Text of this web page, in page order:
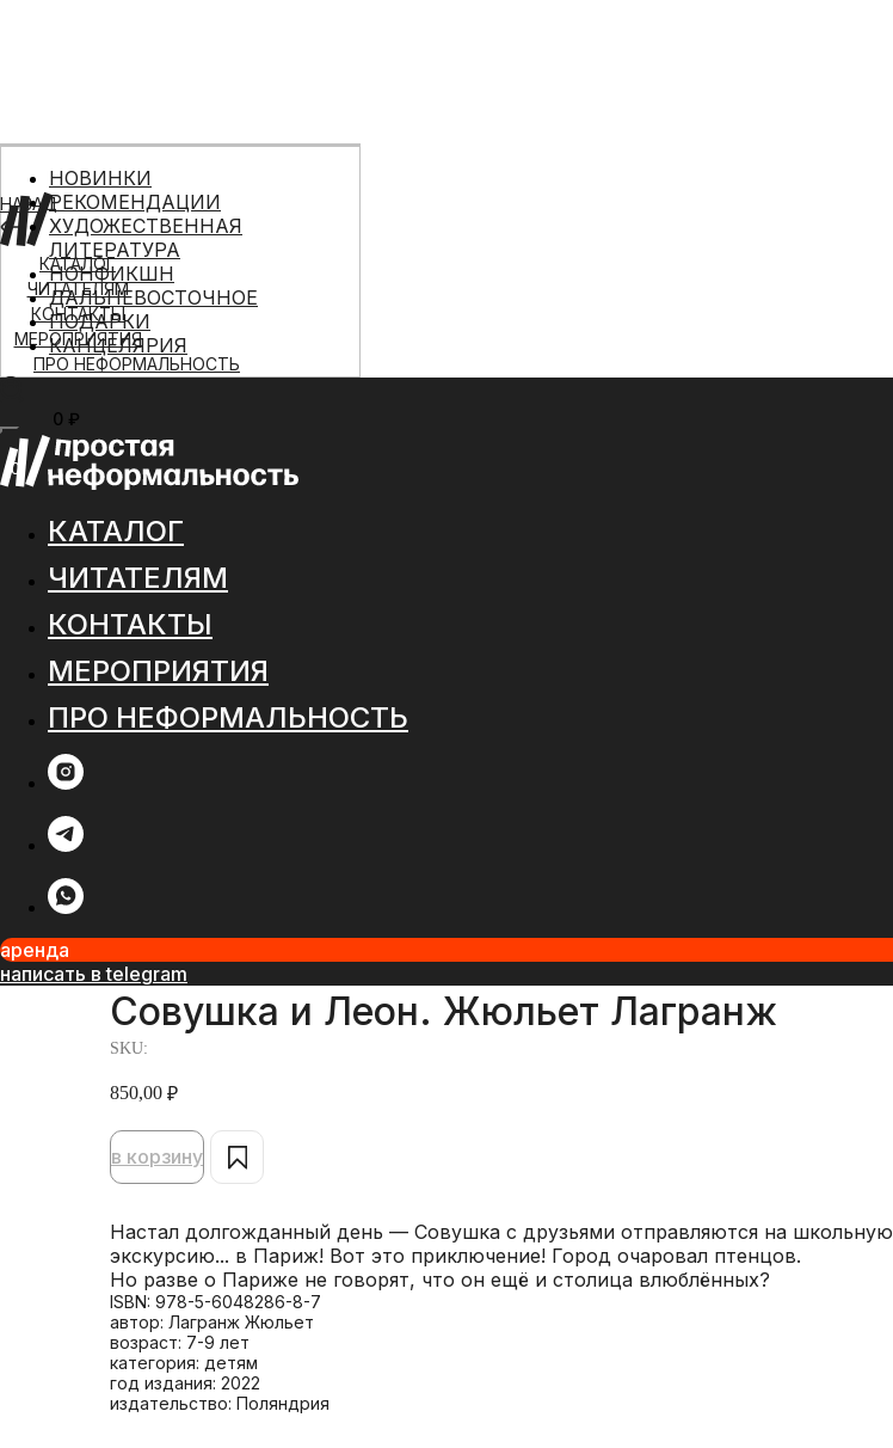
КАТАЛОГ
ЧИТАТЕЛЯМ
КОНТАКТЫ
МЕРОПРИЯТИЯ
ПРО НЕФОРМАЛЬНОСТЬ
0 ₽
МЕНЮ
0
НАЗАД
НОВИНКИ
РЕКОМЕНДАЦИИ
ХУДОЖЕСТВЕННАЯ
ЛИТЕРАТУРА
НОНФИКШН
ДАЛЬНЕВОСТОЧНОЕ
ПОДАРКИ
КАНЦЕЛЯРИЯ
КАТАЛОГ
ЧИТАТЕЛЯМ
КОНТАКТЫ
МЕРОПРИЯТИЯ
ПРО НЕФОРМАЛЬНОСТЬ
аренда
написать в telegram
Совушка и Леон. Жюльет Лагранж
SKU:
850,00 ₽
в корзину
Настал долгожданный день — Совушка с друзьями отправляются на школьную
экскурсию... в Париж! Вот это приключение! Город очаровал птенцов.
Но разве о Париже не говорят, что он ещё и столица влюблённых?
ISBN: 978-5-6048286-8-7
автор: Лагранж Жюльет
возраст: 7-9 лет
категория: детям
год издания: 2022
издательство: Поляндрия